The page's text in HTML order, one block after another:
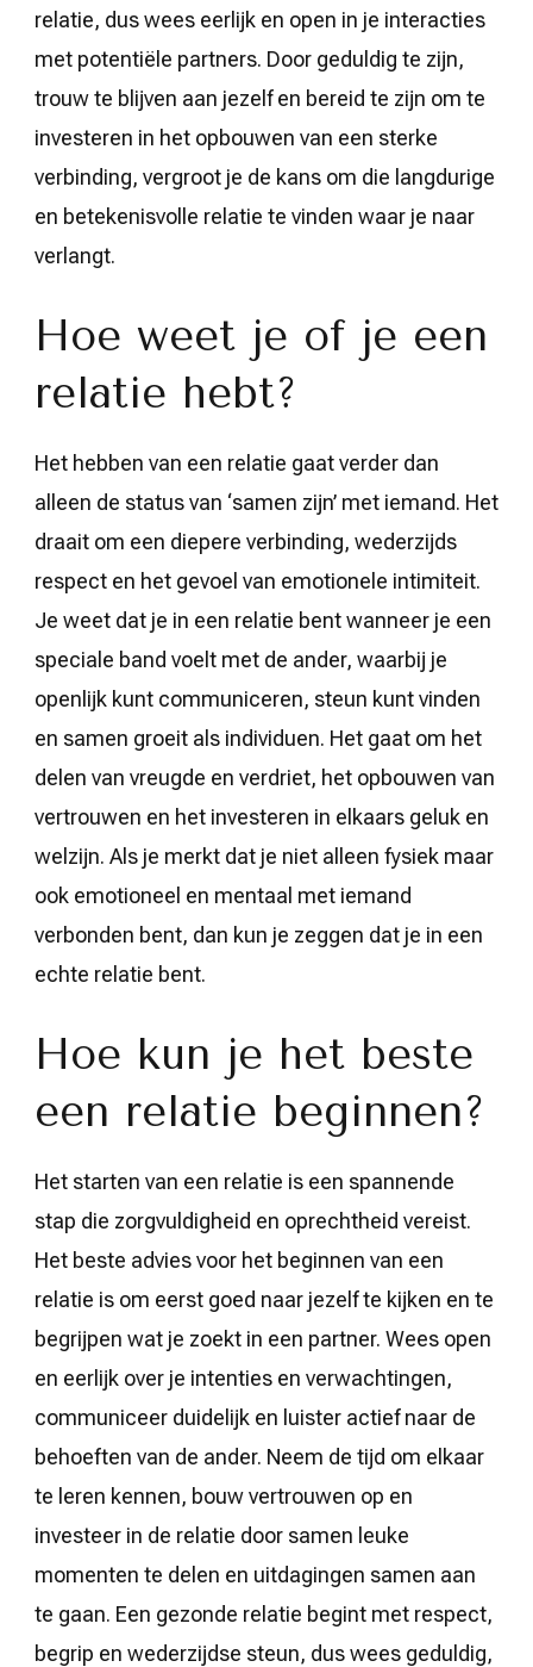
relatie, dus wees eerlijk en open in je interacties
met potentiële partners. Door geduldig te zijn,
trouw te blijven aan jezelf en bereid te zijn om te
investeren in het opbouwen van een sterke
verbinding, vergroot je de kans om die langdurige
en betekenisvolle relatie te vinden waar je naar
verlangt.
Hoe weet je of je een
relatie hebt?
Het hebben van een relatie gaat verder dan
alleen de status van ‘samen zijn’ met iemand. Het
draait om een diepere verbinding, wederzijds
respect en het gevoel van emotionele intimiteit.
Je weet dat je in een relatie bent wanneer je een
speciale band voelt met de ander, waarbij je
openlijk kunt communiceren, steun kunt vinden
en samen groeit als individuen. Het gaat om het
delen van vreugde en verdriet, het opbouwen van
vertrouwen en het investeren in elkaars geluk en
welzijn. Als je merkt dat je niet alleen fysiek maar
ook emotioneel en mentaal met iemand
verbonden bent, dan kun je zeggen dat je in een
echte relatie bent.
Hoe kun je het beste
een relatie beginnen?
Het starten van een relatie is een spannende
stap die zorgvuldigheid en oprechtheid vereist.
Het beste advies voor het beginnen van een
relatie is om eerst goed naar jezelf te kijken en te
begrijpen wat je zoekt in een partner. Wees open
en eerlijk over je intenties en verwachtingen,
communiceer duidelijk en luister actief naar de
behoeften van de ander. Neem de tijd om elkaar
te leren kennen, bouw vertrouwen op en
investeer in de relatie door samen leuke
momenten te delen en uitdagingen samen aan
te gaan. Een gezonde relatie begint met respect,
begrip en wederzijdse steun, dus wees geduldig,